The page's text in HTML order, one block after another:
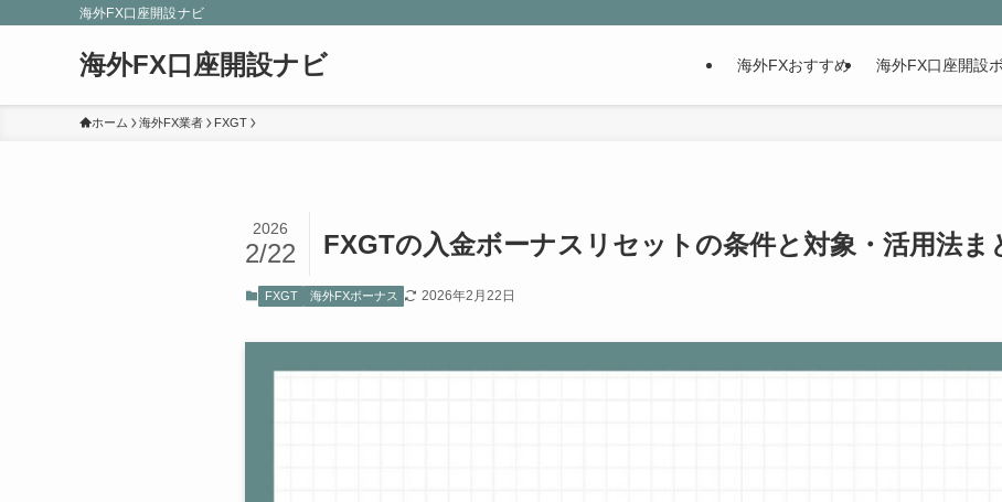
海外FX口座開設ナビ
海外FX口座開設ナビ 海外FXおすすめ 海外FX口座開設
ホーム 海外FX業者 FXGT
FXGTの入金ボーナスリセットの条件と対象・活用法ま
2026
2/22
FXGT 海外FXボーナス 2026年2月22日